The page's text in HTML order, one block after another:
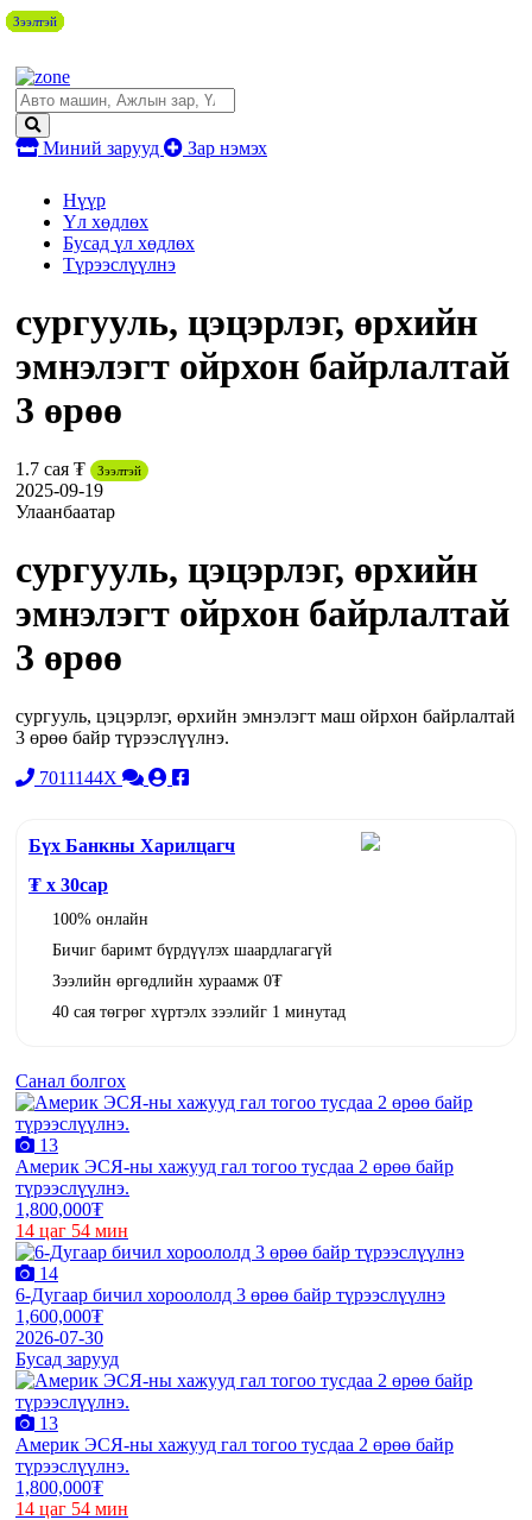
Миний зарууд Зар нэмэх
Нүүр
Үл хөдлөх
Бусад үл хөдлөх
Түрээслүүлнэ
сургууль, цэцэрлэг, өрхийн
эмнэлэгт ойрхон байрлалтай
3 өрөө
1.7 сая ₮ Зээлтэй
2025-09-19
Улаанбаатар
сургууль, цэцэрлэг, өрхийн
эмнэлэгт ойрхон байрлалтай
3 өрөө
сургууль, цэцэрлэг, өрхийн эмнэлэгт маш ойрхон байрлалтай
3 өрөө байр түрээслүүлнэ.
7011144X
Бүх Банкны Харилцагч
₮ x 30сар
100% онлайн
Бичиг баримт бүрдүүлэх шаардлагагүй
Зээлийн өргөдлийн хураамж 0₮
40 сая төгрөг хүртэлх зээлийг 1 минутад
Санал болгох
Зээлтэй
13
Америк ЭСЯ-ны хажууд гал тогоо тусдаа 2 өрөө байр
түрээслүүлнэ.
1,800,000₮
14 цаг 54 мин
Зээлтэй
14
6-Дугаар бичил хороололд 3 өрөө байр түрээслүүлнэ
1,600,000₮
2026-07-30
Бусад зарууд
Зээлтэй
13
Америк ЭСЯ-ны хажууд гал тогоо тусдаа 2 өрөө байр
түрээслүүлнэ.
1,800,000₮
14 цаг 54 мин
Зээлтэй
Зээлтэй
Зээлтэй
Зээлтэй
Зээлтэй
Зээлтэй
Зээлтэй
Зээлтэй
Зээлтэй